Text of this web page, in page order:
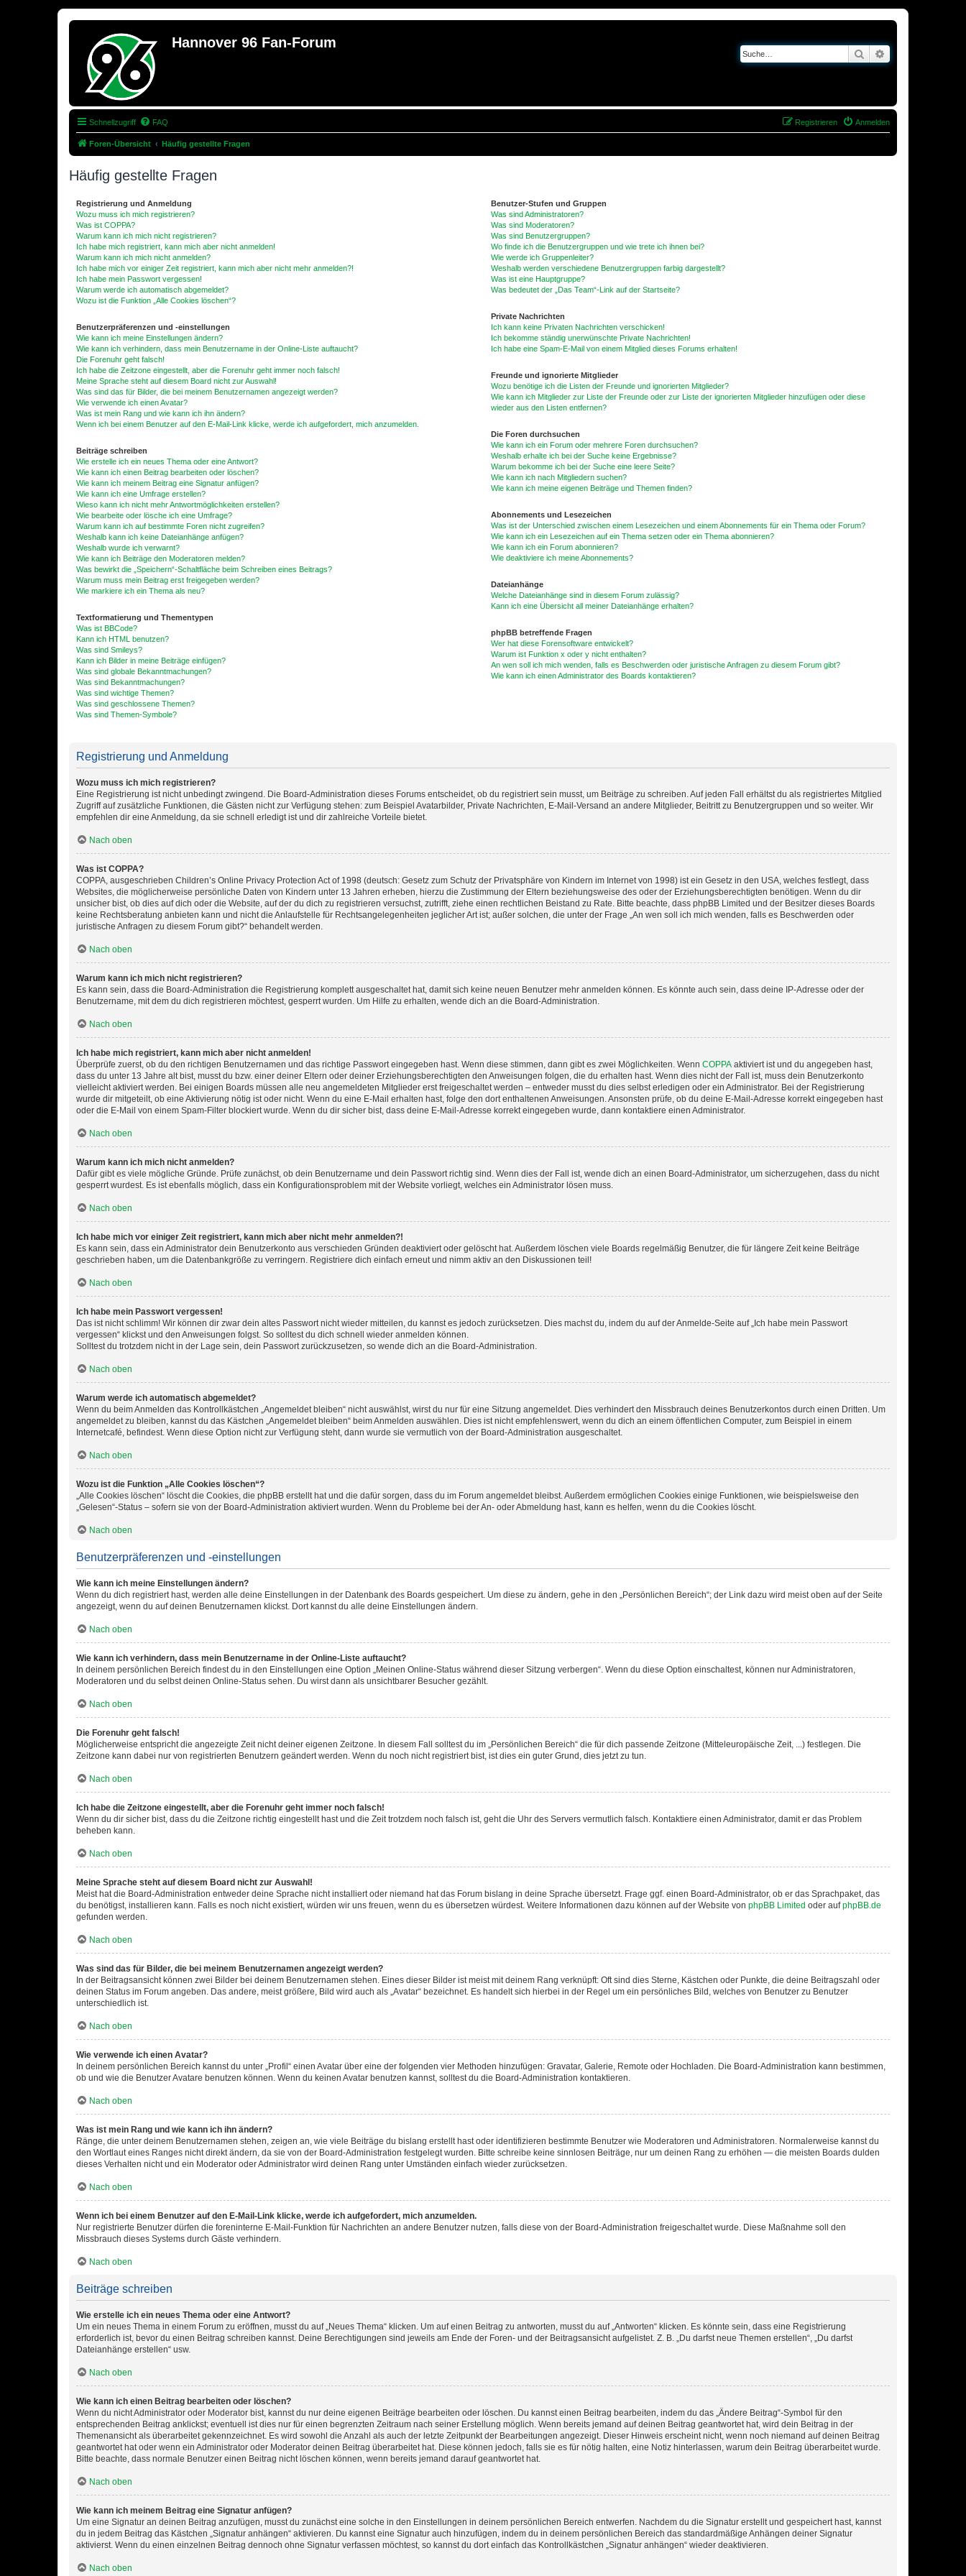
Hannover 96 Fan-Forum
Suche
Schnellzugriff FAQ Anmelden
Registrieren
Foren-Übersicht Häufig gestellte Fragen
Häufig gestellte Fragen
Registrierung und Anmeldung
Wozu muss ich mich registrieren?
Was ist COPPA?
Warum kann ich mich nicht registrieren?
Ich habe mich registriert, kann mich aber nicht anmelden!
Warum kann ich mich nicht anmelden?
Ich habe mich vor einiger Zeit registriert, kann mich aber nicht mehr anmelden?!
Ich habe mein Passwort vergessen!
Warum werde ich automatisch abgemeldet?
Wozu ist die Funktion „Alle Cookies löschen“?
Benutzerpräferenzen und -einstellungen
Wie kann ich meine Einstellungen ändern?
Wie kann ich verhindern, dass mein Benutzername in der Online-Liste auftaucht?
Die Forenuhr geht falsch!
Ich habe die Zeitzone eingestellt, aber die Forenuhr geht immer noch falsch!
Meine Sprache steht auf diesem Board nicht zur Auswahl!
Was sind das für Bilder, die bei meinem Benutzernamen angezeigt werden?
Wie verwende ich einen Avatar?
Was ist mein Rang und wie kann ich ihn ändern?
Wenn ich bei einem Benutzer auf den E-Mail-Link klicke, werde ich aufgefordert, mich anzumelden.
Beiträge schreiben
Wie erstelle ich ein neues Thema oder eine Antwort?
Wie kann ich einen Beitrag bearbeiten oder löschen?
Wie kann ich meinem Beitrag eine Signatur anfügen?
Wie kann ich eine Umfrage erstellen?
Wieso kann ich nicht mehr Antwortmöglichkeiten erstellen?
Wie bearbeite oder lösche ich eine Umfrage?
Warum kann ich auf bestimmte Foren nicht zugreifen?
Weshalb kann ich keine Dateianhänge anfügen?
Weshalb wurde ich verwarnt?
Wie kann ich Beiträge den Moderatoren melden?
Was bewirkt die „Speichern“-Schaltfläche beim Schreiben eines Beitrags?
Warum muss mein Beitrag erst freigegeben werden?
Wie markiere ich ein Thema als neu?
Textformatierung und Thementypen
Was ist BBCode?
Kann ich HTML benutzen?
Was sind Smileys?
Kann ich Bilder in meine Beiträge einfügen?
Was sind globale Bekanntmachungen?
Was sind Bekanntmachungen?
Was sind wichtige Themen?
Was sind geschlossene Themen?
Was sind Themen-Symbole?
Benutzer-Stufen und Gruppen
Was sind Administratoren?
Was sind Moderatoren?
Was sind Benutzergruppen?
Wo finde ich die Benutzergruppen und wie trete ich ihnen bei?
Wie werde ich Gruppenleiter?
Weshalb werden verschiedene Benutzergruppen farbig dargestellt?
Was ist eine Hauptgruppe?
Was bedeutet der „Das Team“-Link auf der Startseite?
Private Nachrichten
Ich kann keine Privaten Nachrichten verschicken!
Ich bekomme ständig unerwünschte Private Nachrichten!
Ich habe eine Spam-E-Mail von einem Mitglied dieses Forums erhalten!
Freunde und ignorierte Mitglieder
Wozu benötige ich die Listen der Freunde und ignorierten Mitglieder?
Wie kann ich Mitglieder zur Liste der Freunde oder zur Liste der ignorierten Mitglieder hinzufügen oder diese
wieder aus den Listen entfernen?
Die Foren durchsuchen
Wie kann ich ein Forum oder mehrere Foren durchsuchen?
Weshalb erhalte ich bei der Suche keine Ergebnisse?
Warum bekomme ich bei der Suche eine leere Seite?
Wie kann ich nach Mitgliedern suchen?
Wie kann ich meine eigenen Beiträge und Themen finden?
Abonnements und Lesezeichen
Was ist der Unterschied zwischen einem Lesezeichen und einem Abonnements für ein Thema oder Forum?
Wie kann ich ein Lesezeichen auf ein Thema setzen oder ein Thema abonnieren?
Wie kann ich ein Forum abonnieren?
Wie deaktiviere ich meine Abonnements?
Dateianhänge
Welche Dateianhänge sind in diesem Forum zulässig?
Kann ich eine Übersicht all meiner Dateianhänge erhalten?
phpBB betreffende Fragen
Wer hat diese Forensoftware entwickelt?
Warum ist Funktion x oder y nicht enthalten?
An wen soll ich mich wenden, falls es Beschwerden oder juristische Anfragen zu diesem Forum gibt?
Wie kann ich einen Administrator des Boards kontaktieren?
Registrierung und Anmeldung
Wozu muss ich mich registrieren?
Eine Registrierung ist nicht unbedingt zwingend. Die Board-Administration dieses Forums entscheidet, ob du registriert sein musst, um Beiträge zu schreiben. Auf jeden Fall erhältst du als registriertes Mitglied
Zugriff auf zusätzliche Funktionen, die Gästen nicht zur Verfügung stehen: zum Beispiel Avatarbilder, Private Nachrichten, E-Mail-Versand an andere Mitglieder, Beitritt zu Benutzergruppen und so weiter. Wir
empfehlen dir eine Anmeldung, da sie schnell erledigt ist und dir zahlreiche Vorteile bietet.
Nach oben
Was ist COPPA?
COPPA, ausgeschrieben Children’s Online Privacy Protection Act of 1998 (deutsch: Gesetz zum Schutz der Privatsphäre von Kindern im Internet von 1998) ist ein Gesetz in den USA, welches festlegt, dass
Websites, die möglicherweise persönliche Daten von Kindern unter 13 Jahren erheben, hierzu die Zustimmung der Eltern beziehungsweise des oder der Erziehungsberechtigten benötigen. Wenn du dir
unsicher bist, ob dies auf dich oder die Website, auf der du dich zu registrieren versuchst, zutrifft, ziehe einen rechtlichen Beistand zu Rate. Bitte beachte, dass phpBB Limited und der Besitzer dieses Boards
keine Rechtsberatung anbieten kann und nicht die Anlaufstelle für Rechtsangelegenheiten jeglicher Art ist; außer solchen, die unter der Frage „An wen soll ich mich wenden, falls es Beschwerden oder
juristische Anfragen zu diesem Forum gibt?“ behandelt werden.
Nach oben
Warum kann ich mich nicht registrieren?
Es kann sein, dass die Board-Administration die Registrierung komplett ausgeschaltet hat, damit sich keine neuen Benutzer mehr anmelden können. Es könnte auch sein, dass deine IP-Adresse oder der
Benutzername, mit dem du dich registrieren möchtest, gesperrt wurden. Um Hilfe zu erhalten, wende dich an die Board-Administration.
Nach oben
Ich habe mich registriert, kann mich aber nicht anmelden!
Überprüfe zuerst, ob du den richtigen Benutzernamen und das richtige Passwort eingegeben hast. Wenn diese stimmen, dann gibt es zwei Möglichkeiten. Wenn COPPA aktiviert ist und du angegeben hast,
dass du unter 13 Jahre alt bist, musst du bzw. einer deiner Eltern oder deiner Erziehungsberechtigten den Anweisungen folgen, die du erhalten hast. Wenn dies nicht der Fall ist, muss dein Benutzerkonto
vielleicht aktiviert werden. Bei einigen Boards müssen alle neu angemeldeten Mitglieder erst freigeschaltet werden – entweder musst du dies selbst erledigen oder ein Administrator. Bei der Registrierung
wurde dir mitgeteilt, ob eine Aktivierung nötig ist oder nicht. Wenn du eine E-Mail erhalten hast, folge den dort enthaltenen Anweisungen. Ansonsten prüfe, ob du deine E-Mail-Adresse korrekt eingegeben hast
oder die E-Mail von einem Spam-Filter blockiert wurde. Wenn du dir sicher bist, dass deine E-Mail-Adresse korrekt eingegeben wurde, dann kontaktiere einen Administrator.
Nach oben
Warum kann ich mich nicht anmelden?
Dafür gibt es viele mögliche Gründe. Prüfe zunächst, ob dein Benutzername und dein Passwort richtig sind. Wenn dies der Fall ist, wende dich an einen Board-Administrator, um sicherzugehen, dass du nicht
gesperrt wurdest. Es ist ebenfalls möglich, dass ein Konfigurationsproblem mit der Website vorliegt, welches ein Administrator lösen muss.
Nach oben
Ich habe mich vor einiger Zeit registriert, kann mich aber nicht mehr anmelden?!
Es kann sein, dass ein Administrator dein Benutzerkonto aus verschieden Gründen deaktiviert oder gelöscht hat. Außerdem löschen viele Boards regelmäßig Benutzer, die für längere Zeit keine Beiträge
geschrieben haben, um die Datenbankgröße zu verringern. Registriere dich einfach erneut und nimm aktiv an den Diskussionen teil!
Nach oben
Ich habe mein Passwort vergessen!
Das ist nicht schlimm! Wir können dir zwar dein altes Passwort nicht wieder mitteilen, du kannst es jedoch zurücksetzen. Dies machst du, indem du auf der Anmelde-Seite auf „Ich habe mein Passwort
vergessen“ klickst und den Anweisungen folgst. So solltest du dich schnell wieder anmelden können.
Solltest du trotzdem nicht in der Lage sein, dein Passwort zurückzusetzen, so wende dich an die Board-Administration.
Nach oben
Warum werde ich automatisch abgemeldet?
Wenn du beim Anmelden das Kontrollkästchen „Angemeldet bleiben“ nicht auswählst, wirst du nur für eine Sitzung angemeldet. Dies verhindert den Missbrauch deines Benutzerkontos durch einen Dritten. Um
angemeldet zu bleiben, kannst du das Kästchen „Angemeldet bleiben“ beim Anmelden auswählen. Dies ist nicht empfehlenswert, wenn du dich an einem öffentlichen Computer, zum Beispiel in einem
Internetcafé, befindest. Wenn diese Option nicht zur Verfügung steht, dann wurde sie vermutlich von der Board-Administration ausgeschaltet.
Nach oben
Wozu ist die Funktion „Alle Cookies löschen“?
„Alle Cookies löschen“ löscht die Cookies, die phpBB erstellt hat und die dafür sorgen, dass du im Forum angemeldet bleibst. Außerdem ermöglichen Cookies einige Funktionen, wie beispielsweise den
„Gelesen“-Status – sofern sie von der Board-Administration aktiviert wurden. Wenn du Probleme bei der An- oder Abmeldung hast, kann es helfen, wenn du die Cookies löscht.
Nach oben
Benutzerpräferenzen und -einstellungen
Wie kann ich meine Einstellungen ändern?
Wenn du dich registriert hast, werden alle deine Einstellungen in der Datenbank des Boards gespeichert. Um diese zu ändern, gehe in den „Persönlichen Bereich“; der Link dazu wird meist oben auf der Seite
angezeigt, wenn du auf deinen Benutzernamen klickst. Dort kannst du alle deine Einstellungen ändern.
Nach oben
Wie kann ich verhindern, dass mein Benutzername in der Online-Liste auftaucht?
In deinem persönlichen Bereich findest du in den Einstellungen eine Option „Meinen Online-Status während dieser Sitzung verbergen“. Wenn du diese Option einschaltest, können nur Administratoren,
Moderatoren und du selbst deinen Online-Status sehen. Du wirst dann als unsichtbarer Besucher gezählt.
Nach oben
Die Forenuhr geht falsch!
Möglicherweise entspricht die angezeigte Zeit nicht deiner eigenen Zeitzone. In diesem Fall solltest du im „Persönlichen Bereich“ die für dich passende Zeitzone (Mitteleuropäische Zeit, ...) festlegen. Die
Zeitzone kann dabei nur von registrierten Benutzern geändert werden. Wenn du noch nicht registriert bist, ist dies ein guter Grund, dies jetzt zu tun.
Nach oben
Ich habe die Zeitzone eingestellt, aber die Forenuhr geht immer noch falsch!
Wenn du dir sicher bist, dass du die Zeitzone richtig eingestellt hast und die Zeit trotzdem noch falsch ist, geht die Uhr des Servers vermutlich falsch. Kontaktiere einen Administrator, damit er das Problem
beheben kann.
Nach oben
Meine Sprache steht auf diesem Board nicht zur Auswahl!
Meist hat die Board-Administration entweder deine Sprache nicht installiert oder niemand hat das Forum bislang in deine Sprache übersetzt. Frage ggf. einen Board-Administrator, ob er das Sprachpaket, das
du benötigst, installieren kann. Falls es noch nicht existiert, würden wir uns freuen, wenn du es übersetzen würdest. Weitere Informationen dazu können auf der Website von phpBB Limited oder aufphpBB.de
gefunden werden.
Nach oben
Was sind das für Bilder, die bei meinem Benutzernamen angezeigt werden?
In der Beitragsansicht können zwei Bilder bei deinem Benutzernamen stehen. Eines dieser Bilder ist meist mit deinem Rang verknüpft: Oft sind dies Sterne, Kästchen oder Punkte, die deine Beitragszahl oder
deinen Status im Forum angeben. Das andere, meist größere, Bild wird auch als „Avatar“ bezeichnet. Es handelt sich hierbei in der Regel um ein persönliches Bild, welches von Benutzer zu Benutzer
unterschiedlich ist.
Nach oben
Wie verwende ich einen Avatar?
In deinem persönlichen Bereich kannst du unter „Profil“ einen Avatar über eine der folgenden vier Methoden hinzufügen: Gravatar, Galerie, Remote oder Hochladen. Die Board-Administration kann bestimmen,
ob und wie die Benutzer Avatare benutzen können. Wenn du keinen Avatar benutzen kannst, solltest du die Board-Administration kontaktieren.
Nach oben
Was ist mein Rang und wie kann ich ihn ändern?
Ränge, die unter deinem Benutzernamen stehen, zeigen an, wie viele Beiträge du bislang erstellt hast oder identifizieren bestimmte Benutzer wie Moderatoren und Administratoren. Normalerweise kannst du
den Wortlaut eines Ranges nicht direkt ändern, da sie von der Board-Administration festgelegt wurden. Bitte schreibe keine sinnlosen Beiträge, nur um deinen Rang zu erhöhen — die meisten Boards dulden
dieses Verhalten nicht und ein Moderator oder Administrator wird deinen Rang unter Umständen einfach wieder zurücksetzen.
Nach oben
Wenn ich bei einem Benutzer auf den E-Mail-Link klicke, werde ich aufgefordert, mich anzumelden.
Nur registrierte Benutzer dürfen die foreninterne E-Mail-Funktion für Nachrichten an andere Benutzer nutzen, falls diese von der Board-Administration freigeschaltet wurde. Diese Maßnahme soll den
Missbrauch dieses Systems durch Gäste verhindern.
Nach oben
Beiträge schreiben
Wie erstelle ich ein neues Thema oder eine Antwort?
Um ein neues Thema in einem Forum zu eröffnen, musst du auf „Neues Thema“ klicken. Um auf einen Beitrag zu antworten, musst du auf „Antworten“ klicken. Es könnte sein, dass eine Registrierung
erforderlich ist, bevor du einen Beitrag schreiben kannst. Deine Berechtigungen sind jeweils am Ende der Foren- und der Beitragsansicht aufgelistet. Z. B. „Du darfst neue Themen erstellen“, „Du darfst
Dateianhänge erstellen“ usw.
Nach oben
Wie kann ich einen Beitrag bearbeiten oder löschen?
Wenn du nicht Administrator oder Moderator bist, kannst du nur deine eigenen Beiträge bearbeiten oder löschen. Du kannst einen Beitrag bearbeiten, indem du das „Ändere Beitrag“-Symbol für den
entsprechenden Beitrag anklickst; eventuell ist dies nur für einen begrenzten Zeitraum nach seiner Erstellung möglich. Wenn bereits jemand auf deinen Beitrag geantwortet hat, wird dein Beitrag in der
Themenansicht als überarbeitet gekennzeichnet. Es wird sowohl die Anzahl als auch der letzte Zeitpunkt der Bearbeitungen angezeigt. Dieser Hinweis erscheint nicht, wenn noch niemand auf deinen Beitrag
geantwortet hat oder wenn ein Administrator oder Moderator deinen Beitrag überarbeitet hat. Diese können jedoch, falls sie es für nötig halten, eine Notiz hinterlassen, warum dein Beitrag überarbeitet wurde.
Bitte beachte, dass normale Benutzer einen Beitrag nicht löschen können, wenn bereits jemand darauf geantwortet hat.
Nach oben
Wie kann ich meinem Beitrag eine Signatur anfügen?
Um eine Signatur an deinen Beitrag anzufügen, musst du zunächst eine solche in den Einstellungen in deinem persönlichen Bereich entwerfen. Nachdem du die Signatur erstellt und gespeichert hast, kannst
du in jedem Beitrag das Kästchen „Signatur anhängen“ aktivieren. Du kannst eine Signatur auch hinzufügen, indem du in deinem persönlichen Bereich das standardmäßige Anhängen deiner Signatur
aktivierst. Wenn du einen einzelnen Beitrag dennoch ohne Signatur verfassen möchtest, so kannst du dort einfach das Kontrollkästchen „Signatur anhängen“ wieder deaktivieren.
Nach oben